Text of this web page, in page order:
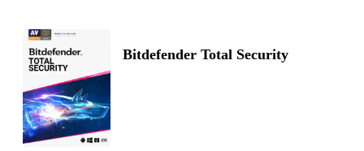
Bitdefender Total Security